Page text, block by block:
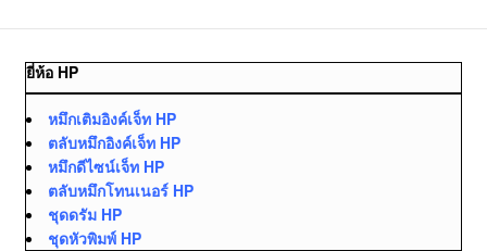
ยี่ห้อ HP
หมึกเติมอิงค์เจ็ท HP
ตลับหมึกอิงค์เจ็ท HP
หมึกดีไซน์เจ็ท HP
ตลับหมึกโทนเนอร์ HP
ชุดดรัม HP
ชุดหัวพิมพ์ HP